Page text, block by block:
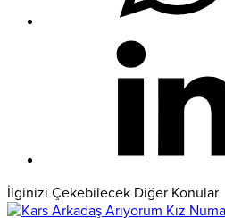
İlginizi Çekebilecek Diğer Konular